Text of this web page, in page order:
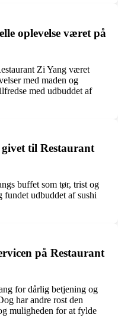
oplevelse været på
Zi Yang været
med maden og
med udbuddet af
til Restaurant
buffet som tør, trist og
udbuddet af sushi
på Restaurant
for dårlig betjening og
har andre rost den
muligheden for at fylde